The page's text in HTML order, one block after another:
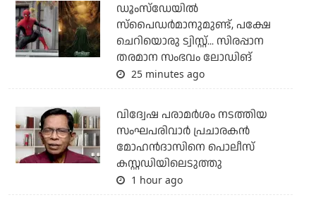
ഡൂംസ്‌ഡേയില്‍
സ്‌പൈഡര്‍മാനുമുണ്ട്, പക്ഷേ
ചെറിയൊരു ട്വിസ്റ്റ്... സിരപ്പാന
തരമാന സംഭവം ലോഡിങ്
25 minutes ago
വിദ്വേഷ പരാമര്‍ശം നടത്തിയ
സംഘപരിവാര്‍ പ്രചാരകന്‍
മോഹന്‍ദാസിനെ പൊലീസ്
കസ്റ്റഡിയിലെടുത്തു
1 hour ago